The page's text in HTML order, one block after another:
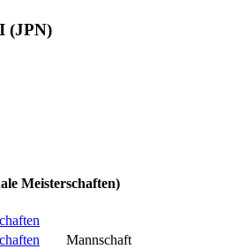
(JPN)
Meisterschaften)
Mannschaft